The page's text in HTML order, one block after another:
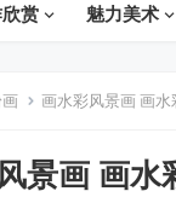
赏 魅力美术
画水彩风景画 画
景画 画